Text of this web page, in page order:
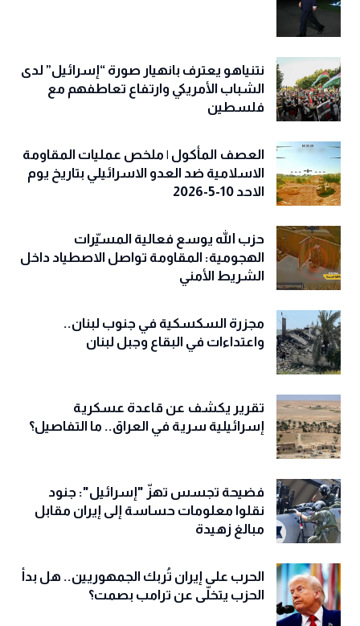
نتنياهو يعترف بانهيار صورة “إسرائيل” لدى
الشباب الأمريكي وارتفاع تعاطفهم مع
فلسطين
العصف المأكول | ملخص عمليات المقاومة
الاسلامية ضد العدو الاسرائيلي بتاريخ يوم
الاحد 10-5-2026
حزب الله يوسع فعالية المسيّرات
الهجومية: المقاومة تواصل الاصطياد داخل
الشريط الأمني
مجزرة السكسكية في جنوب لبنان..
واعتداءات في البقاع وجبل لبنان
تقرير يكشف عن قاعدة عسكرية
إسرائيلية سرية في العراق.. ما التفاصيل؟
فضيحة تجسس تهزّ "إسرائيل": جنود
نقلوا معلومات حساسة إلى إيران مقابل
مبالغ زهيدة
الحرب على إيران تُربك الجمهوريين.. هل بدأ
الحزب يتخلّى عن ترامب بصمت؟